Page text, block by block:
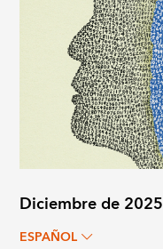
Diciembre de 2025
ESPAÑOL